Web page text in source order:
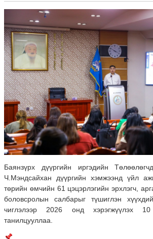
Баянзүрх дүүргийн иргэдийн
Ч.Мэндсайхан дүүргийн хэмжээнд үйл
төрийн өмчийн 61 цэцэрлэгийн эрхлэгч,
боловсролын салбарыг түшиглэн
чиглэлээр 2026 онд хэрэгжүүлэх
танилцууллаа.